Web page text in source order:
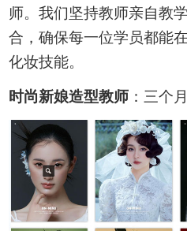
师。我们坚持教师亲自教
合，确保每一位学员都能
化妆技能。
时尚新娘造型教师 ：三个